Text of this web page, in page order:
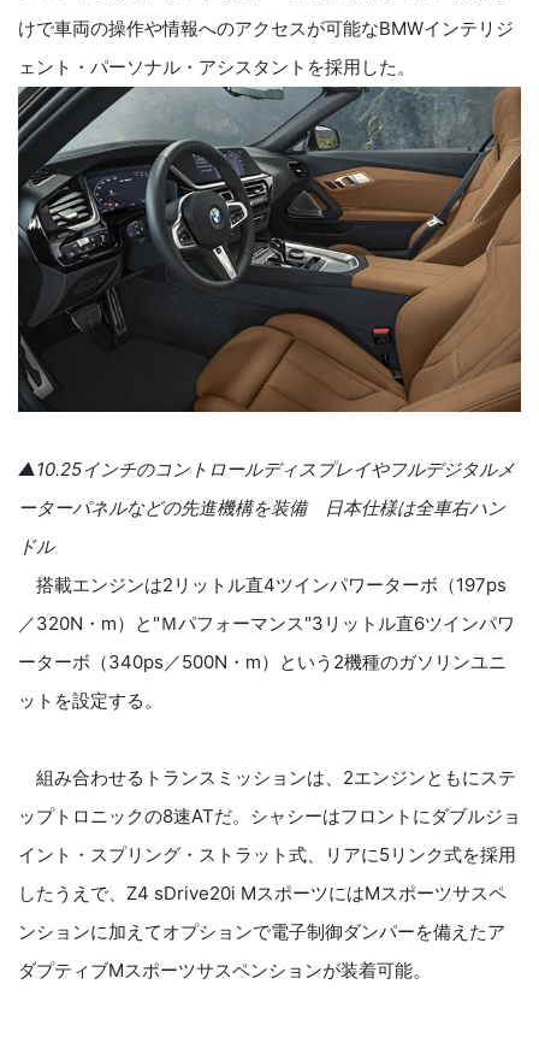
けで車両の操作や情報へのアクセスが可能なBMWインテリジ
ェント・パーソナル・アシスタントを採用した。
▲10.25インチのコントロールディスプレイやフルデジタルメ
ーターパネルなどの先進機構を装備 日本仕様は全車右ハン
ドル
搭載エンジンは2リットル直4ツインパワーターボ（197ps
／320N・m）と"Ｍパフォーマンス"3リットル直6ツインパワ
ーターボ（340ps／500N・m）という2機種のガソリンユニ
ットを設定する。
組み合わせるトランスミッションは、2エンジンともにステ
ップトロニックの8速ATだ。シャシーはフロントにダブルジョ
イント・スプリング・ストラット式、リアに5リンク式を採用
したうえで、Z4 sDrive20i MスポーツにはMスポーツサスペ
ンションに加えてオプションで電子制御ダンパーを備えたア
ダプティブMスポーツサスペンションが装着可能。